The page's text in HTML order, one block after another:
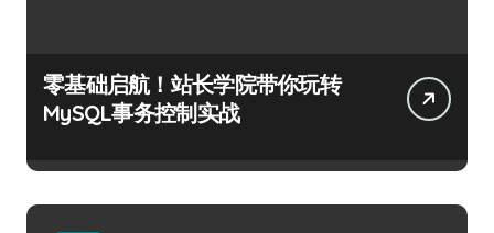
零基础启航！站长学院带你玩转
MySQL事务控制实战